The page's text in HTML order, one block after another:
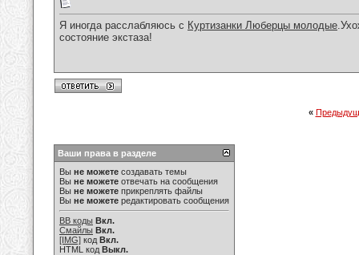
Я иногда расслабляюсь с Куртизанки Люберцы молодые
состояние экстаза!
«
Ваши права в разделе
Вы не можете создавать темы
Вы не можете отвечать на сообщения
Вы не можете прикреплять файлы
Вы не можете редактировать сообщения
BB коды Вкл.
Смайлы Вкл.
[IMG] код Вкл.
HTML код Выкл.